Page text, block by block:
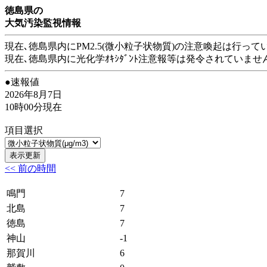
徳島県の
大気汚染監視情報
現在､徳島県内にPM2.5(微小粒子状物質)の注意喚起は行って
現在､徳島県内に光化学ｵｷｼﾀﾞﾝﾄ注意報等は発令されていませ
●速報値
2026年8月7日
10時00分現在
項目選択
<< 前の時間
鳴門
7
北島
7
徳島
7
神山
-1
那賀川
6